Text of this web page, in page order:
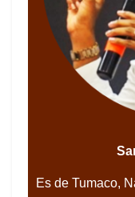
Es de Tumaco,